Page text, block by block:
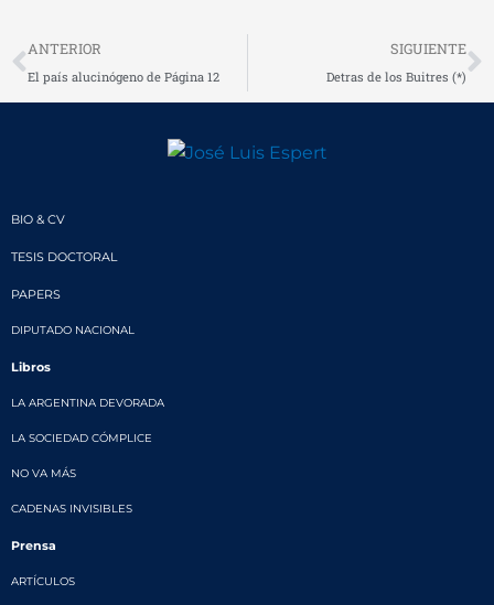
Prev
ANTERIOR
El país alucinógeno de Página 12
SIGUIENTE
Detras de los Buitres (*)
BIO & CV
TESIS DOCTORAL
PAPERS
DIPUTADO NACIONAL
Libros
LA ARGENTINA DEVORADA
LA SOCIEDAD CÓMPLICE
NO VA MÁS
CADENAS INVISIBLES
Prensa
ARTÍCULOS